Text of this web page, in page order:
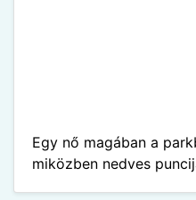
Egy nő magában a
miközben nedves